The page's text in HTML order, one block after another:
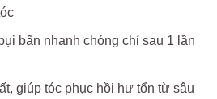
bẩn nhanh chóng chỉ sau 1 lần
giúp tóc phục hồi hư tổn từ sâu